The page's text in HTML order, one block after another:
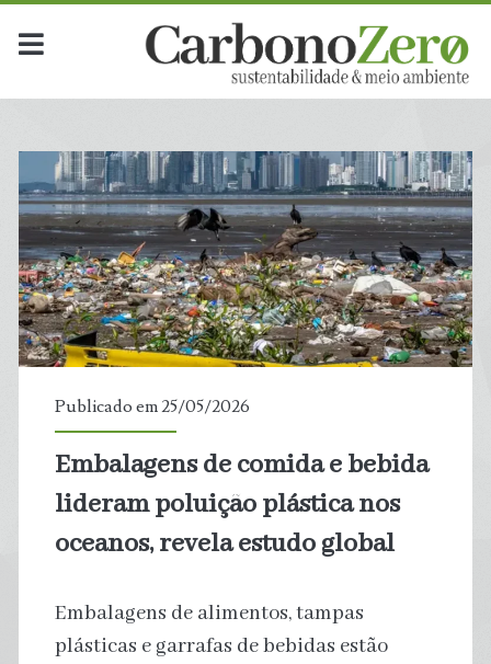
Publicado em 25/05/2026
Embalagens de comida e bebida
lideram poluição plástica nos
oceanos, revela estudo global
Embalagens de alimentos, tampas
plásticas e garrafas de bebidas estão